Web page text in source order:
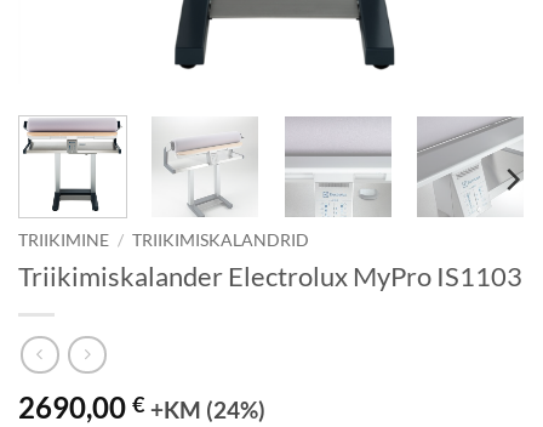
TRIIKIMINE / TRIIKIMISKALANDRID
Triikimiskalander Electrolux MyPro IS1103
2690,00 € +KM (24%)